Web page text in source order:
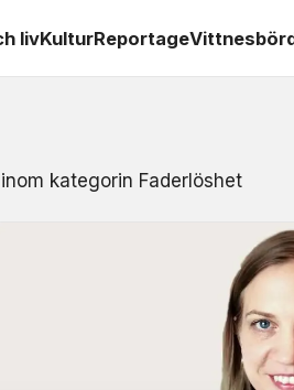
livKulturReportage
kategorin Faderlöshet